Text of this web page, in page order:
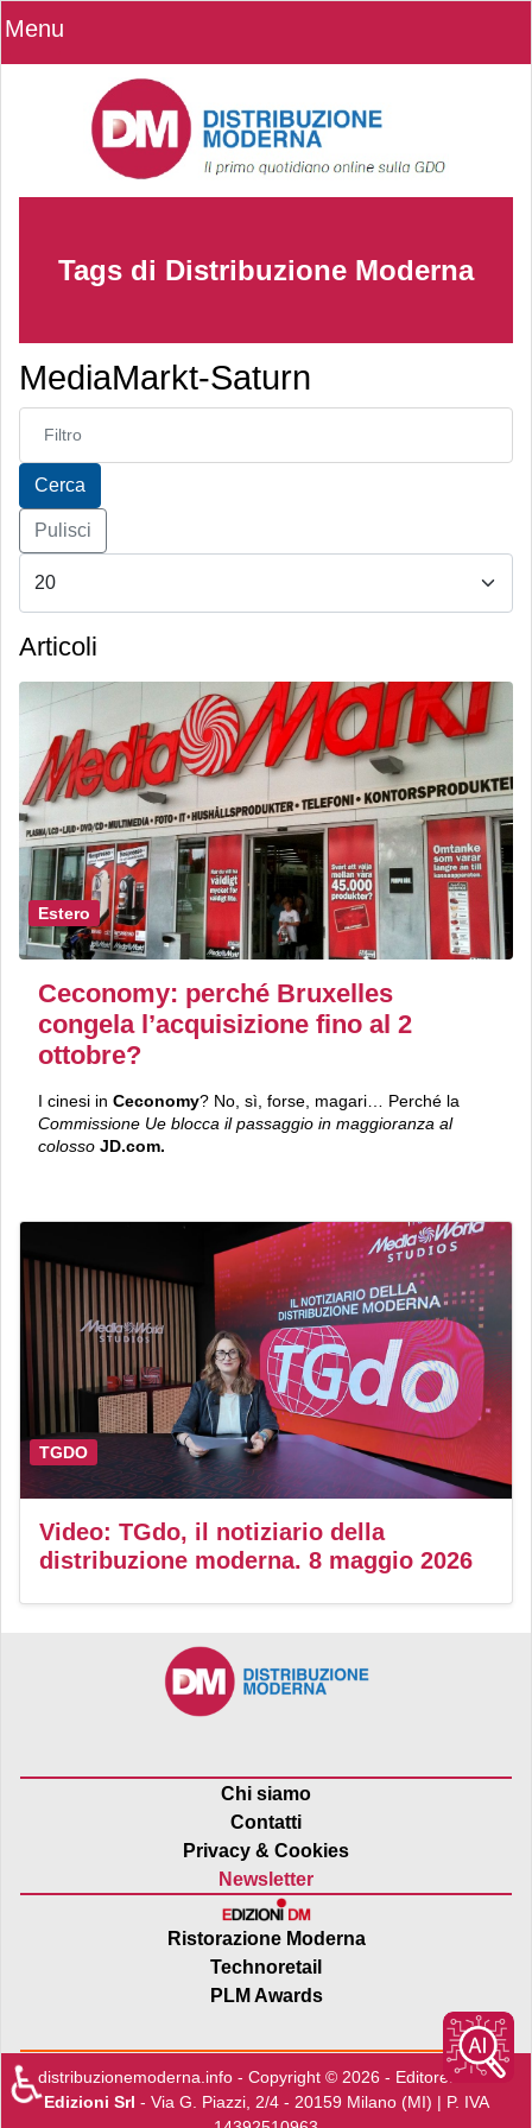
Menu
Tags di Distribuzione Moderna
MediaMarkt-Saturn
Inserisci parte del titolo
Cerca
Pulisci
Articoli
Estero
Ceconomy: perché Bruxelles
congela l’acquisizione fino al 2
ottobre?
I cinesi in Ceconomy? No, sì, forse, magari… Perché la
Commissione Ue blocca il passaggio in maggioranza al
colosso JD.com.
TGDO
Video: TGdo, il notiziario della
distribuzione moderna. 8 maggio 2026
Chi siamo
Contatti
Privacy & Cookies
Newsletter
Ristorazione Moderna
Technoretail
PLM Awards
distribuzionemoderna.info - Copyright © 2026 - Editore:Edra
Edizioni Srl - Via G. Piazzi, 2/4 - 20159 Milano (MI) | P. IVA